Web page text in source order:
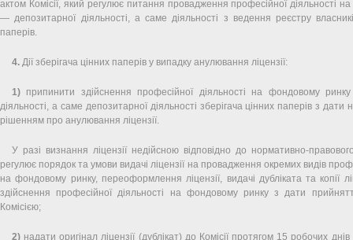
актом Комісії, який регулює питання провадження професійної діяльності
— депозитарної діяльності, а саме діяльності з ведення реєстру
паперів.
4. Дії зберігача цінних паперів у випадку анулювання ліцензії:
1) припинити здійснення професійної діяльності на фондовому
діяльності, а саме депозитарної діяльності зберігача цінних паперів з дати
рішенням про анулювання ліцензії.
У разі визнання ліцензії недійсною відповідно до нормативно-
регулює порядок та умови видачі ліцензії на провадження окремих видів
на фондовому ринку, переоформлення ліцензії, видачі дубліката та копії
здійснення професійної діяльності на фондовому ринку з дати
Комісією;
2) надати оригінал ліцензії (дублікат) до Комісії протягом 15 робочих